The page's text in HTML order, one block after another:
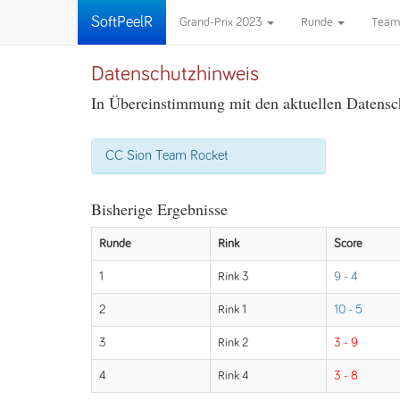
SoftPeelR Grand-Prix 2023 Runde
Datenschutzhinweis
In Übereinstimmung mit den aktuellen
CC Sion Team Rocket
Bisherige Ergebnisse
Runde Rink Score
1 Rink 3 9 - 4
2 Rink 1 10 - 5
3 Rink 2 3 - 9
4 Rink 4 3 - 8